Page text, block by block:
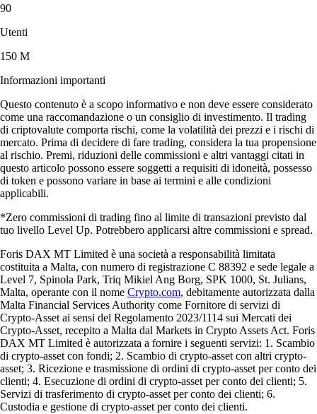
90
Utenti
150 M
Informazioni importanti
Questo contenuto è a scopo informativo e non deve essere considerato
come una raccomandazione o un consiglio di investimento. Il trading
di criptovalute comporta rischi, come la volatilità dei prezzi e i rischi di
mercato. Prima di decidere di fare trading, considera la tua propensione
al rischio. Premi, riduzioni delle commissioni e altri vantaggi citati in
questo articolo possono essere soggetti a requisiti di idoneità, possesso
di token e possono variare in base ai termini e alle condizioni
applicabili.
*Zero commissioni di trading fino al limite di transazioni previsto dal
tuo livello Level Up. Potrebbero applicarsi altre commissioni e spread.
Foris DAX MT Limited è una società a responsabilità limitata
costituita a Malta, con numero di registrazione C 88392 e sede legale a
Level 7, Spinola Park, Triq Mikiel Ang Borg, SPK 1000, St. Julians,
Malta, operante con il nome Crypto.com, debitamente autorizzata dalla
Malta Financial Services Authority come Fornitore di servizi di
Crypto-Asset ai sensi del Regolamento 2023/1114 sui Mercati dei
Crypto-Asset, recepito a Malta dal Markets in Crypto Assets Act. Foris
DAX MT Limited è autorizzata a fornire i seguenti servizi: 1. Scambio
di crypto-asset con fondi; 2. Scambio di crypto-asset con altri crypto-
asset; 3. Ricezione e trasmissione di ordini di crypto-asset per conto dei
clienti; 4. Esecuzione di ordini di crypto-asset per conto dei clienti; 5.
Servizi di trasferimento di crypto-asset per conto dei clienti; 6.
Custodia e gestione di crypto-asset per conto dei clienti.